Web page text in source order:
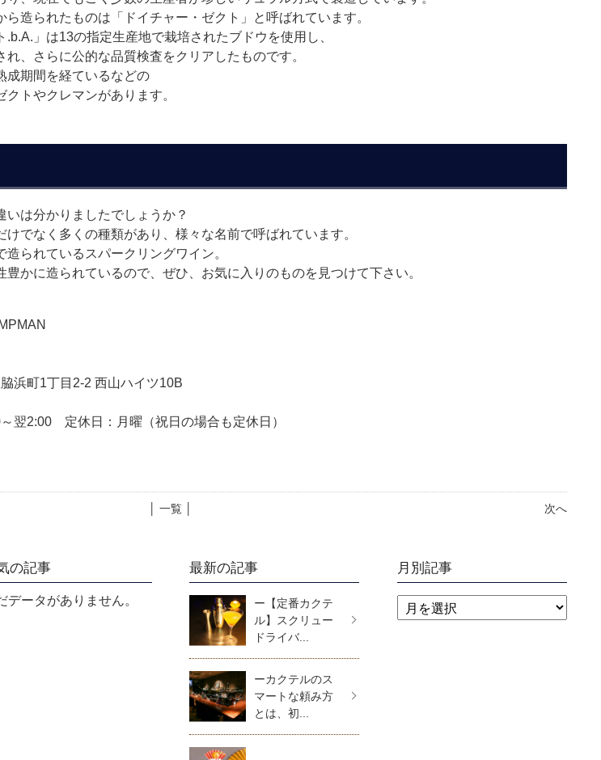
造られたものは「ドイチャー・ゼクト」と呼ばれています。
.b.A. 」は13の指定生産地で栽培されたブドウを使用し、
、さらに公的な品質検査をクリアしたものです。
成期間を経ているなどの
トやクレマンがあります。
は分かりましたでしょうか？
でなく多くの種類があり、様々な名前で呼ばれています。
られているスパークリングワイン。
かに造られているので、ぜひ、お気に入りのものを見つけて下さい。
浜町1丁目2-2 西山ハイツ10B
翌2:00 定休日：月曜（祝日の場合も定休日）
次へ
│ 一覧 │
の記事
データがありません。
最新の記事
ー【定番カクテ
ル】スクリュー
ドライバ...
ーカクテルのス
マートな頼み方
とは、初...
月別記事